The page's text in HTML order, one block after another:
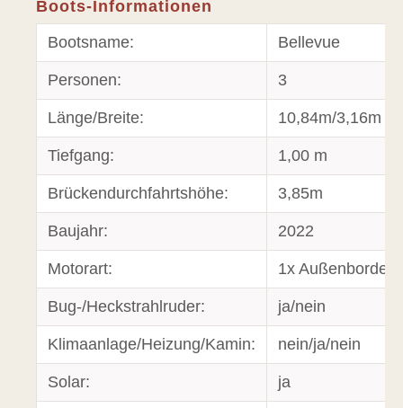
Boots-Informationen
Bootsname:
Bellevue
Personen: 3
Länge/Breite: 10,84m/3,16m
Tiefgang: 1,00 m
Brückendurchfahrtshöhe: 3,85m
Baujahr: 2022
Motorart: 1x Außenborder
Bug-/Heckstrahlruder: ja/nein
Klimaanlage/Heizung/Kamin: nein/ja/nein
Solar: ja